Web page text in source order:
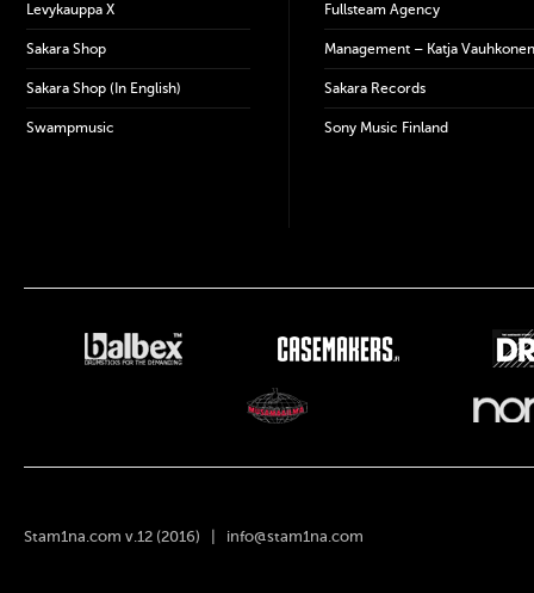
Levykauppa X
Sakara Shop
Sakara Shop (In English)
Swampmusic
Fullsteam Agency
Management – Katja Vauhkonen
Sakara Records
Sony Music Finland
Stam1na.com v.12 (2016) | info@stam1na.com